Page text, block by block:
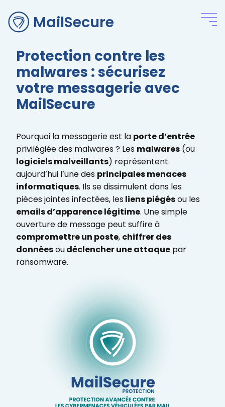
MailSecure
Protection contre les
malwares : sécurisez
votre messagerie avec
MailSecure
Pourquoi la messagerie est la porte d’entrée
privilégiée des malwares ? Les malwares (ou
logiciels malveillants) représentent
aujourd’hui l’une des principales menaces
informatiques. Ils se dissimulent dans les
pièces jointes infectées, lesliens piégésou les
emails d’apparence légitime. Une simple
ouverture de message peut suffire à
compromettre un poste, chiffrer des
donnéesoudéclencher une attaque par
ransomware.